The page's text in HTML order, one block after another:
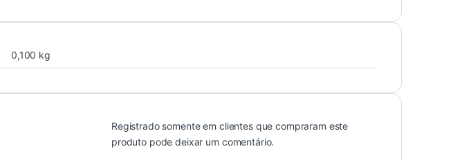
0,100 kg
Registrado somente em clientes que compraram este
produto pode deixar um comentário.